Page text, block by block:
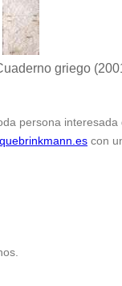
griego
persona
con